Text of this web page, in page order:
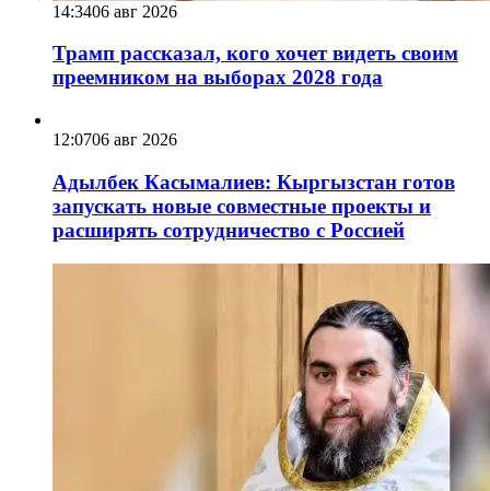
14:3406 авг 2026
Трамп рассказал, кого хочет видеть своим
преемником на выборах 2028 года
12:0706 авг 2026
Адылбек Касымалиев: Кыргызстан готов
запускать новые совместные проекты и
расширять сотрудничество с Россией